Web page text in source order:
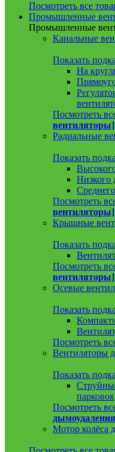
Посмотреть все
Промышленные
Промышленные
Канальные
Показать
На
Посмотреть
вентиляторы]
Радиальные
Показать
Низкого
Посмотреть
вентиляторы]
Крышные
Показать
Посмотреть
вентиляторы]
Осевые
Показать
Посмотреть
Вентиляторы
Показать
парковок
Посмотреть
Мотор колёса